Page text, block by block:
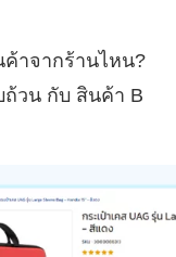
าจากร้านไหน?
ถ้วน กับ สินค้า B